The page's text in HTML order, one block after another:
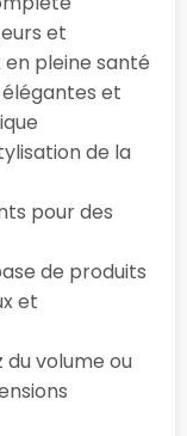
et
pleine santé
et
de la
pour des
de produits
et
du volume ou